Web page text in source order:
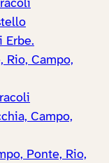
Erbe.
Rio, Campo,
Campo,
Ponte, Rio,